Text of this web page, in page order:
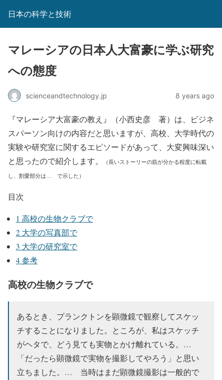
日本の科学と技術
マレーシアの日本人大富豪に学ぶ研究
への態度
scienceandtechnology.jp 8 years ago
『マレーシア大富豪の教え』（小西史彦 著）は、ビジネ
スパーソン向けの内容だと思いますが、高校、大学時代の
実験や研究室に関するエピソードがあって、大変興味深い
と思ったので紹介します。
（長いストーリーの筋が分かる程度に転載
し、割愛部分は… で示した）
目次
1 高校の生物クラブで
2 大学の写真部で
3 大学の研究室で
4参考
高校の生物クラブで
あるとき、プランクトンを顕微鏡で観察してスケッ
チすることになりました。ところが、私はスケッチ
がヘタで、どう見ても実物とかけ離れている。…
「だったら顕微鏡で実物を撮影してやろう」と思い
立ちました。… 当時はまだ顕微鏡撮影は一般的で